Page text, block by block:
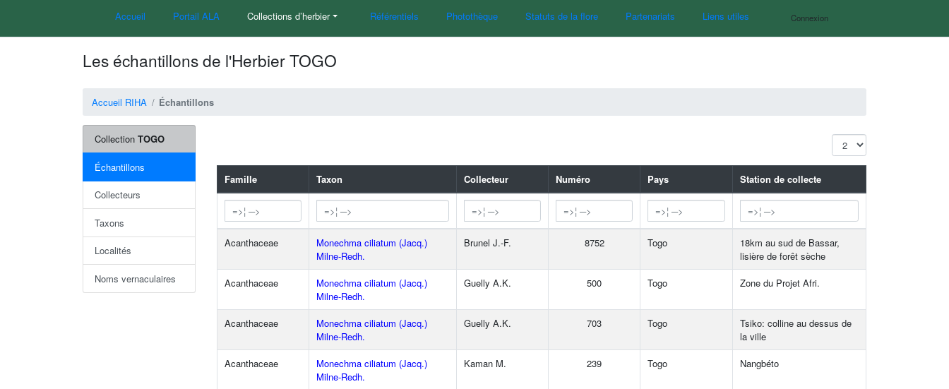
Accueil Portail ALA Collections d’herbier Référentiels Photothèque Statuts de la flore Partenariats Liens utiles Connexion
Les échantillons de l'Herbier TOGO
Accueil RIHA Échantillons
CollectionTOGO
Échantillons
Collecteurs
Taxons
Localités
Noms vernaculaires
Famille Taxon Collecteur Numéro Pays Station de collecte
Acanthaceae
Monechma ciliatum (Jacq.)
Milne-Redh.
Brunel J.-F. 8752 Togo
18km au sud de Bassar,
lisière de forêt sèche
Acanthaceae
Monechma ciliatum (Jacq.)
Milne-Redh.
Guelly A.K. 500 Togo Zone du Projet Afri.
Acanthaceae
Monechma ciliatum (Jacq.)
Milne-Redh.
Guelly A.K. 703 Togo
Tsiko: colline au dessus de
la ville
Acanthaceae
Monechma ciliatum (Jacq.)
Milne-Redh.
Kaman M. 239 Togo Nangbéto